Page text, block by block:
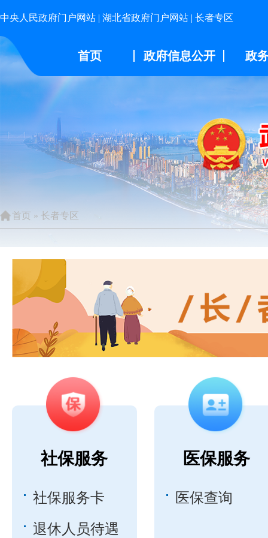
中央人民政府门户网站 | 湖北省政府门户网站 | 长者专区
首页 政府信息公开 政
首页 » 长者专区
社保服务
社保服务卡
退休人员待遇
医保服务
医保查询